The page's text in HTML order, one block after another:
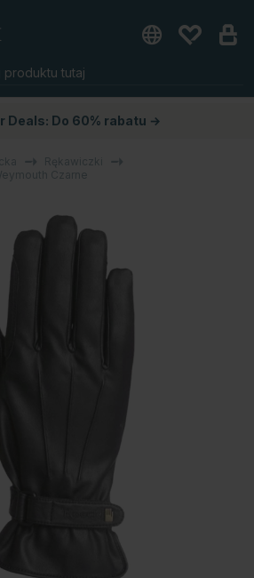
Deals: Do 60% rabatu →